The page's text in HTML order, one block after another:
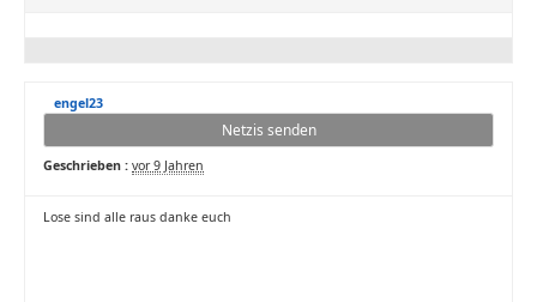
engel23
Netzis senden
Geschrieben : vor 9 Jahren
Lose sind alle raus danke euch